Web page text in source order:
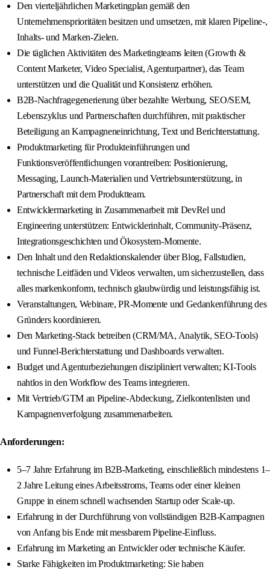
Den vierteljährlichen Marketingplan gemäß den
Unternehmensprioritäten besitzen und umsetzen, mit klaren Pipeline-,
Inhalts- und Marken-Zielen.
Die täglichen Aktivitäten des Marketingteams leiten (Growth &
Content Marketer, Video Specialist, Agenturpartner), das Team
unterstützen und die Qualität und Konsistenz erhöhen.
B2B-Nachfragegenerierung über bezahlte Werbung, SEO/SEM,
Lebenszyklus und Partnerschaften durchführen, mit praktischer
Beteiligung an Kampagneneinrichtung, Text und Berichterstattung.
Produktmarketing für Produkteinführungen und
Funktionsveröffentlichungen vorantreiben: Positionierung,
Messaging, Launch-Materialien und Vertriebsunterstützung, in
Partnerschaft mit dem Produktteam.
Entwicklermarketing in Zusammenarbeit mit DevRel und
Engineering unterstützen: Entwicklerinhalt, Community-Präsenz,
Integrationsgeschichten und Ökosystem-Momente.
Den Inhalt und den Redaktionskalender über Blog, Fallstudien,
technische Leitfäden und Videos verwalten, um sicherzustellen, dass
alles markenkonform, technisch glaubwürdig und leistungsfähig ist.
Veranstaltungen, Webinare, PR-Momente und Gedankenführung des
Gründers koordinieren.
Den Marketing-Stack betreiben (CRM/MA, Analytik, SEO-Tools)
und Funnel-Berichterstattung und Dashboards verwalten.
Budget und Agenturbeziehungen diszipliniert verwalten; KI-Tools
nahtlos in den Workflow des Teams integrieren.
Mit Vertrieb/GTM an Pipeline-Abdeckung, Zielkontenlisten und
Kampagnenverfolgung zusammenarbeiten.
Anforderungen:
5–7 Jahre Erfahrung im B2B-Marketing, einschließlich mindestens 1–
2 Jahre Leitung eines Arbeitsstroms, Teams oder einer kleinen
Gruppe in einem schnell wachsenden Startup oder Scale-up.
Erfahrung in der Durchführung von vollständigen B2B-Kampagnen
von Anfang bis Ende mit messbarem Pipeline-Einfluss.
Erfahrung im Marketing an Entwickler oder technische Käufer.
Starke Fähigkeiten im Produktmarketing: Sie haben